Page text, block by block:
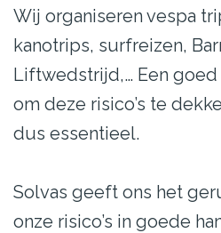
Wij organiseren vespa
kanotrips, surfreizen,
Liftwedstrijd,… Een
om deze risico’s te
dus essentieel.
Solvas geeft ons het
onze risico’s in goede